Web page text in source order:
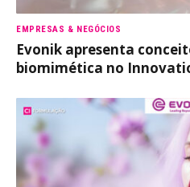
EMPRESAS & NEGÓCIOS
Evonik apresenta
biomimética no